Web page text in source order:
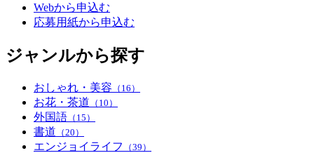
Webから申込む
応募用紙から申込む
ジャンルから探す
おしゃれ・美容 （16）
お花・茶道 （10）
外国語 （15）
書道 （20）
エンジョイライフ （39）